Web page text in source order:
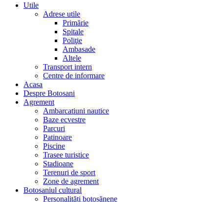
Utile
Adrese utile
Primărie
Spitale
Poliţie
Ambasade
Altele
Transport intern
Centre de informare
Acasa
Despre Botosani
Agrement
Ambarcatiuni nautice
Baze ecvestre
Parcuri
Patinoare
Piscine
Trasee turistice
Stadioane
Terenuri de sport
Zone de agrement
Botosaniul cultural
Personalități botoșănene